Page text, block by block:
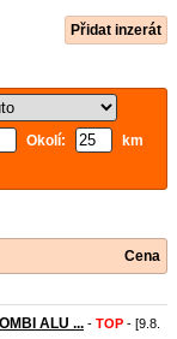
Přidat inzerát
Okolí:
km
Cena
ALU ... - TOP - [9.8.